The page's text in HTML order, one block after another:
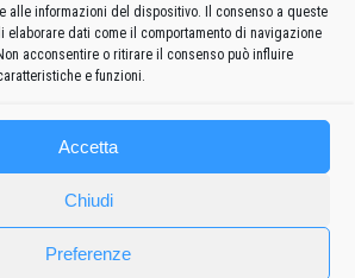
alle informazioni del dispositivo. Il consenso a queste
elaborare dati come il comportamento di navigazione
acconsentire o ritirare il consenso può influire
e funzioni.
Accetta
Chiudi
Preferenze
per ridurre lo spam.Scopri come vengono
commenti.